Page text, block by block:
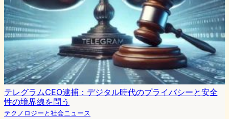
テレグラムCEO逮捕：デジタル時代のプライバシーと安全
性の境界線を問う
テクノロジーと社会ニュース